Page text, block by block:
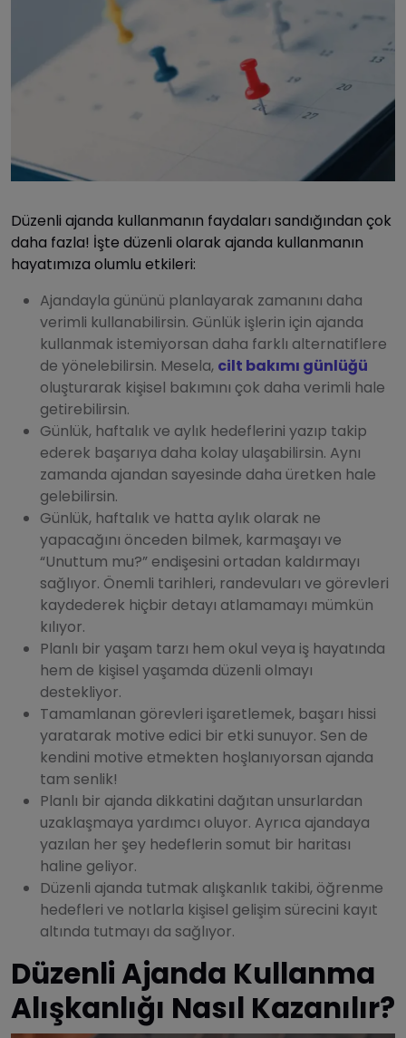
Düzenli ajanda kullanmanın faydaları sandığından çok
daha fazla! İşte düzenli olarak ajanda kullanmanın
hayatımıza olumlu etkileri:
Ajandayla gününü planlayarak zamanını daha
verimli kullanabilirsin. Günlük işlerin için ajanda
kullanmak istemiyorsan daha farklı alternatiflere
de yönelebilirsin. Mesela, cilt bakımı günlüğü
oluşturarak kişisel bakımını çok daha verimli hale
getirebilirsin.
Günlük, haftalık ve aylık hedeflerini yazıp takip
ederek başarıya daha kolay ulaşabilirsin. Aynı
zamanda ajandan sayesinde daha üretken hale
gelebilirsin.
Günlük, haftalık ve hatta aylık olarak ne
yapacağını önceden bilmek, karmaşayı ve
“Unuttum mu?” endişesini ortadan kaldırmayı
sağlıyor. Önemli tarihleri, randevuları ve görevleri
kaydederek hiçbir detayı atlamamayı mümkün
kılıyor.
Planlı bir yaşam tarzı hem okul veya iş hayatında
hem de kişisel yaşamda düzenli olmayı
destekliyor.
Tamamlanan görevleri işaretlemek, başarı hissi
yaratarak motive edici bir etki sunuyor. Sen de
kendini motive etmekten hoşlanıyorsan ajanda
tam senlik!
Planlı bir ajanda dikkatini dağıtan unsurlardan
uzaklaşmaya yardımcı oluyor. Ayrıca ajandaya
yazılan her şey hedeflerin somut bir haritası
haline geliyor.
Düzenli ajanda tutmak alışkanlık takibi, öğrenme
hedefleri ve notlarla kişisel gelişim sürecini kayıt
altında tutmayı da sağlıyor.
Düzenli Ajanda Kullanma
Alışkanlığı Nasıl Kazanılır?